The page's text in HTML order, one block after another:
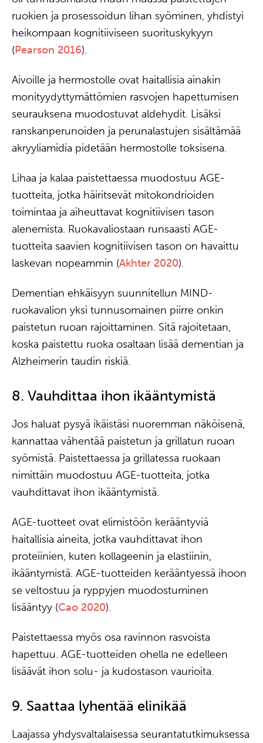
ruokien ja prosessoidun lihan syöminen, yhdistyi
heikompaan kognitiiviseen suorituskykyyn
(Pearson 2016).
Aivoille ja hermostolle ovat haitallisia ainakin
monityydyttymättömien rasvojen hapettumisen
seurauksena muodostuvat aldehydit. Lisäksi
ranskanperunoiden ja perunalastujen sisältämää
akryyliamidia pidetään hermostolle toksisena.
Lihaa ja kalaa paistettaessa muodostuu AGE-
tuotteita, jotka häiritsevät mitokondrioiden
toimintaa ja aiheuttavat kognitiivisen tason
alenemista. Ruokavaliostaan runsaasti AGE-
tuotteita saavien kognitiivisen tason on havaittu
laskevan nopeammin (Akhter 2020).
Dementian ehkäisyyn suunnitellun MIND-
ruokavalion yksi tunnusomainen piirre onkin
paistetun ruoan rajoittaminen. Sitä rajoitetaan,
koska paistettu ruoka osaltaan lisää dementian ja
Alzheimerin taudin riskiä.
8. Vauhdittaa ihon ikääntymistä
Jos haluat pysyä ikäistäsi nuoremman näköisenä,
kannattaa vähentää paistetun ja grillatun ruoan
syömistä. Paistettaessa ja grillatessa ruokaan
nimittäin muodostuu AGE-tuotteita, jotka
vauhdittavat ihon ikääntymistä.
AGE-tuotteet ovat elimistöön kerääntyviä
haitallisia aineita, jotka vauhdittavat ihon
proteiinien, kuten kollageenin ja elastiinin,
ikääntymistä. AGE-tuotteiden kerääntyessä ihoon
se veltostuu ja ryppyjen muodostuminen
lisääntyy (Cao 2020).
Paistettaessa myös osa ravinnon rasvoista
hapettuu. AGE-tuotteiden ohella ne edelleen
lisäävät ihon solu- ja kudostason vaurioita.
9. Saattaa lyhentää elinikää
Laajassa yhdysvaltalaisessa seurantatutkimuksessa